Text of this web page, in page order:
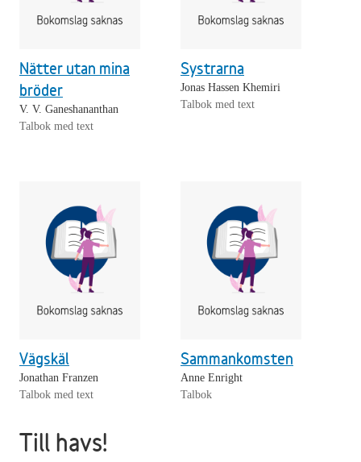
Nätter utan mina
bröder
V. V. Ganeshananthan
Talbok med text
Systrarna
Jonas Hassen Khemiri
Talbok med text
Vägskäl
Jonathan Franzen
Talbok med text
Sammankomsten
Anne Enright
Talbok
Till havs!